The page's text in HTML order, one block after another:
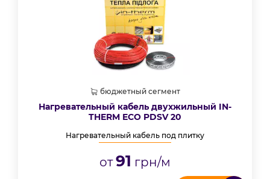
бюджетный сегмент
Нагревательный кабель двухжильный IN-
THERM ECO PDSV 20
Нагревательный кабель под плитку
от91 грн/м